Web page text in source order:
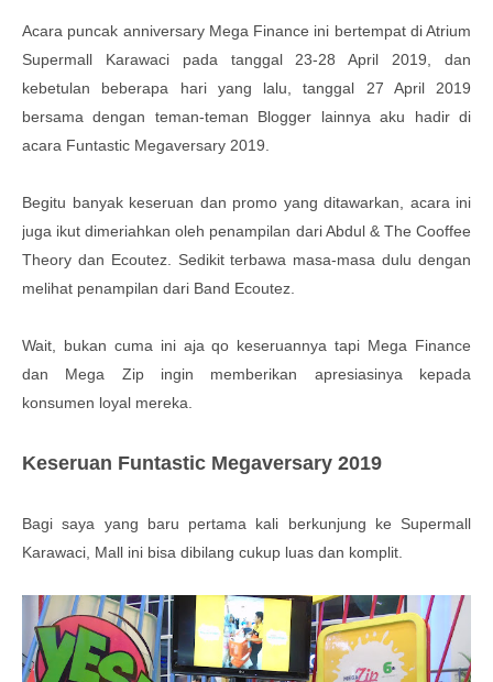
Acara puncak anniversary Mega Finance ini bertempat di Atrium
Supermall Karawaci pada tanggal 23-28 April 2019, dan
kebetulan beberapa hari yang lalu, tanggal 27 April 2019
bersama dengan teman-teman Blogger lainnya aku hadir di
acara Funtastic Megaversary 2019.
Begitu banyak keseruan dan promo yang ditawarkan, acara ini
juga ikut dimeriahkan oleh penampilan dari Abdul & The Cooffee
Theory dan Ecoutez. Sedikit terbawa masa-masa dulu dengan
melihat penampilan dari Band Ecoutez.
Wait, bukan cuma ini aja qo keseruannya tapi Mega Finance
dan Mega Zip ingin memberikan apresiasinya kepada
konsumen loyal mereka.
Keseruan Funtastic Megaversary 2019
Bagi saya yang baru pertama kali berkunjung ke Supermall
Karawaci, Mall ini bisa dibilang cukup luas dan komplit.